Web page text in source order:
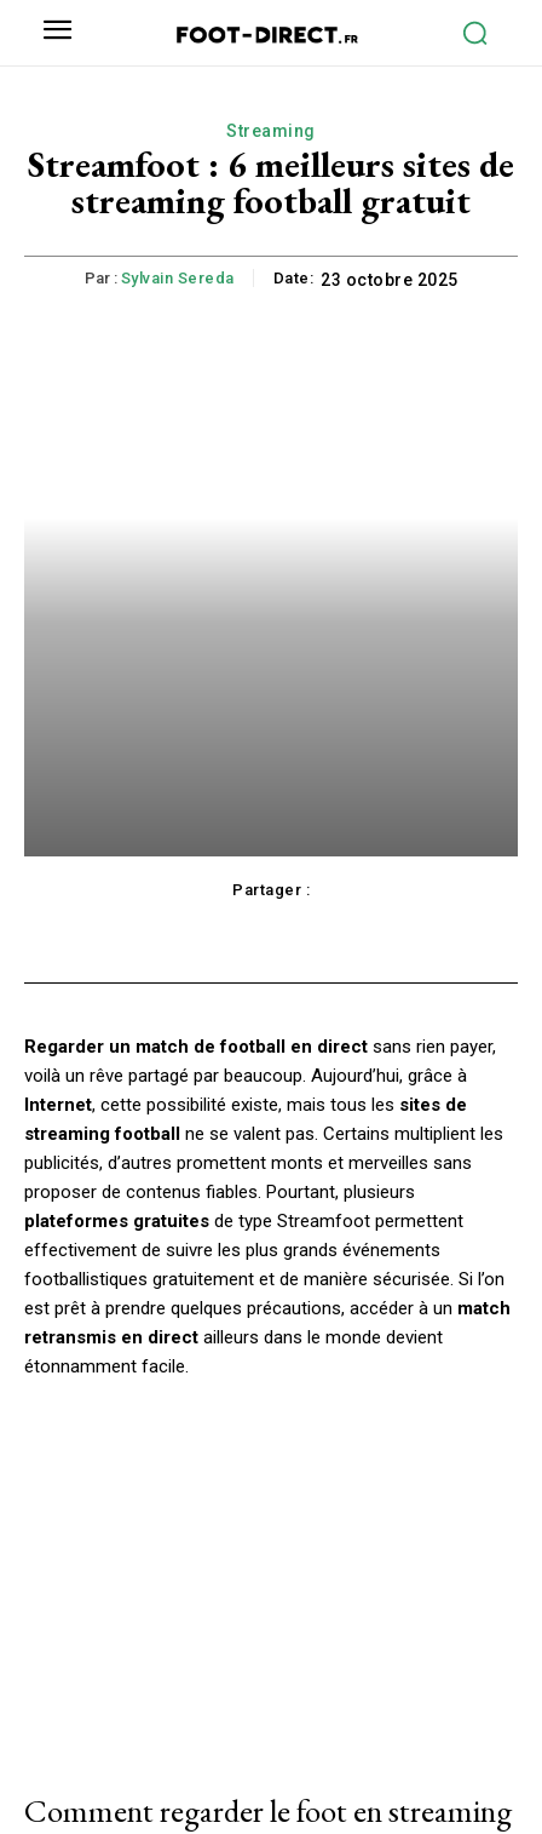
Streaming
Streamfoot : 6 meilleurs sites de
streaming football gratuit
Par : Sylvain Sereda Date: 23 octobre 2025
Partager :
Regarder un match de football en direct sans rien payer,
voilà un rêve partagé par beaucoup. Aujourd’hui, grâce à
Internet, cette possibilité existe, mais tous les sites de
streaming football ne se valent pas. Certains multiplient les
publicités, d’autres promettent monts et merveilles sans
proposer de contenus fiables. Pourtant, plusieurs
plateformes gratuites de type Streamfoot permettent
effectivement de suivre les plus grands événements
footballistiques gratuitement et de manière sécurisée. Si l’on
est prêt à prendre quelques précautions, accéder à un match
retransmis en direct ailleurs dans le monde devient
étonnamment facile.
Comment regarder le foot en streaming